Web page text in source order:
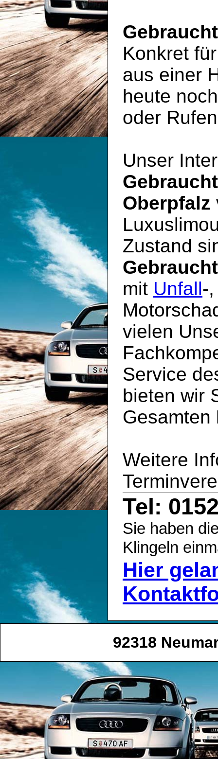
Konkret
aus einer
heute
oder
Unser
Oberpfalz
Zustand
mit Unfall-
vielen
Service
bieten wir
Gesamten
Weitere
Tel:
Sie haben
Klingeln
Hier
92318